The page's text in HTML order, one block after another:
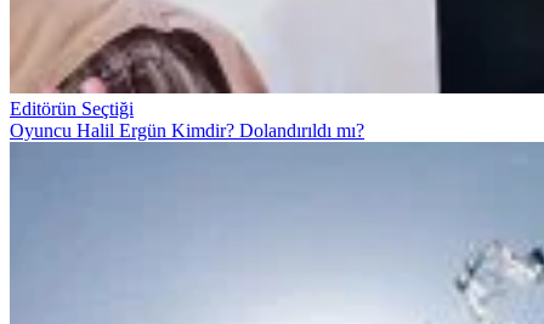
Editörün Seçtiği
Oyuncu Halil Ergün Kimdir? Dolandırıldı mı?